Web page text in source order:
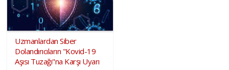
Uzmanlardan Siber
Dolandırıcıların "Kovid-19
Aşısı Tuzağı"na Karşı Uyarı